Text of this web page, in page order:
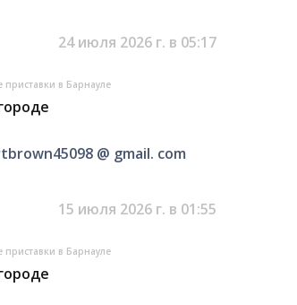
24 июля 2026 г. в 05:17
приставки в Барнауле
@ gmail. com
15 июля 2026 г. в 01:55
приставки в Барнауле